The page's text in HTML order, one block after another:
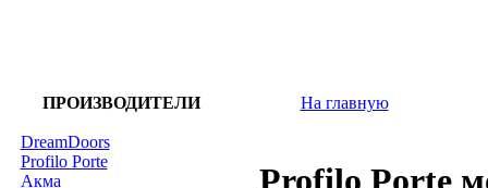
ПРОИЗВОДИТЕЛИ
DreamDoors
Profilo Porte
Акма
На главную